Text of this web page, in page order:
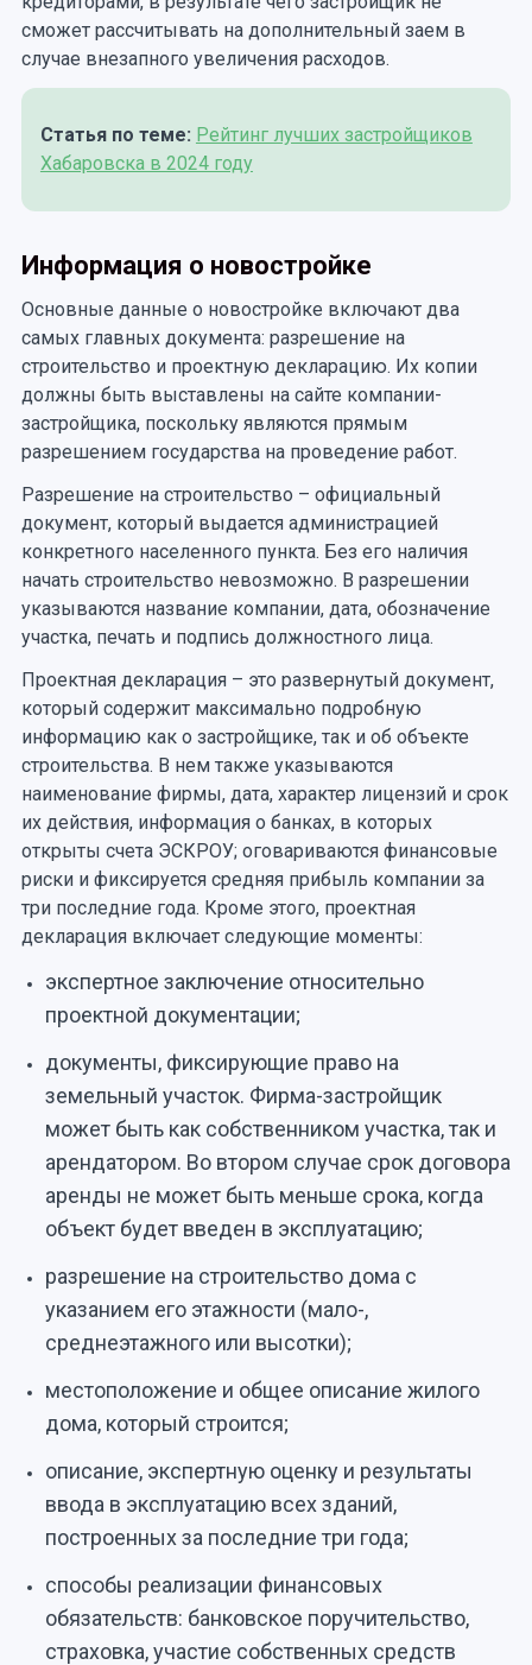
сможет рассчитывать на дополнительный заем в
случае внезапного увеличения расходов.
Статья по теме: Рейтинг лучших застройщиков
Хабаровска в 2024 году
Информация о новостройке
Основные данные о новостройке включают два
самых главных документа: разрешение на
строительство и проектную декларацию. Их копии
должны быть выставлены на сайте компании-
застройщика, поскольку являются прямым
разрешением государства на проведение работ.
Разрешение на строительство – официальный
документ, который выдается администрацией
конкретного населенного пункта. Без его наличия
начать строительство невозможно. В разрешении
указываются название компании, дата, обозначение
участка, печать и подпись должностного лица.
Проектная декларация – это развернутый документ,
который содержит максимально подробную
информацию как о застройщике, так и об объекте
строительства. В нем также указываются
наименование фирмы, дата, характер лицензий и срок
их действия, информация о банках, в которых
открыты счета ЭСКРОУ; оговариваются финансовые
риски и фиксируется средняя прибыль компании за
три последние года. Кроме этого, проектная
декларация включает следующие моменты:
экспертное заключение относительно
проектной документации;
документы, фиксирующие право на
земельный участок. Фирма-застройщик
может быть как собственником участка, так и
арендатором. Во втором случае срок договора
аренды не может быть меньше срока, когда
объект будет введен в эксплуатацию;
разрешение на строительство дома с
указанием его этажности (мало-,
среднеэтажного или высотки);
местоположение и общее описание жилого
дома, который строится;
описание, экспертную оценку и результаты
ввода в эксплуатацию всех зданий,
построенных за последние три года;
способы реализации финансовых
обязательств: банковское поручительство,
страховка, участие собственных средств